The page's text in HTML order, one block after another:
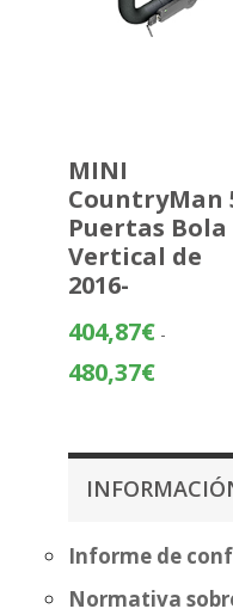
MINI
CountryMan
Puertas Bola
Vertical de
2016-
404,87€ -
480,37€Rango
desde
hasta
Informe de
Normativa